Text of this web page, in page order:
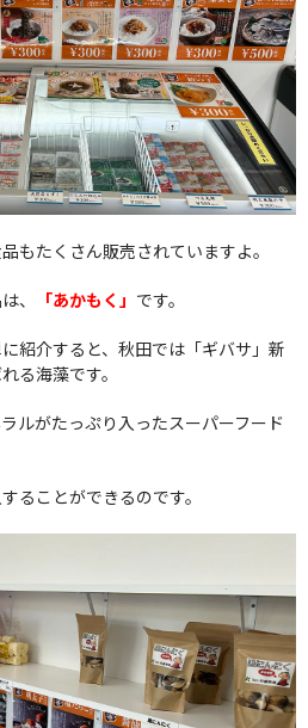
もたくさん販売されていますよ。
、 「あかもく」 です。
紹介すると、秋田では「ギバサ」新
る海藻です。
ルがたっぷり入ったスーパーフード
ることができるのです。